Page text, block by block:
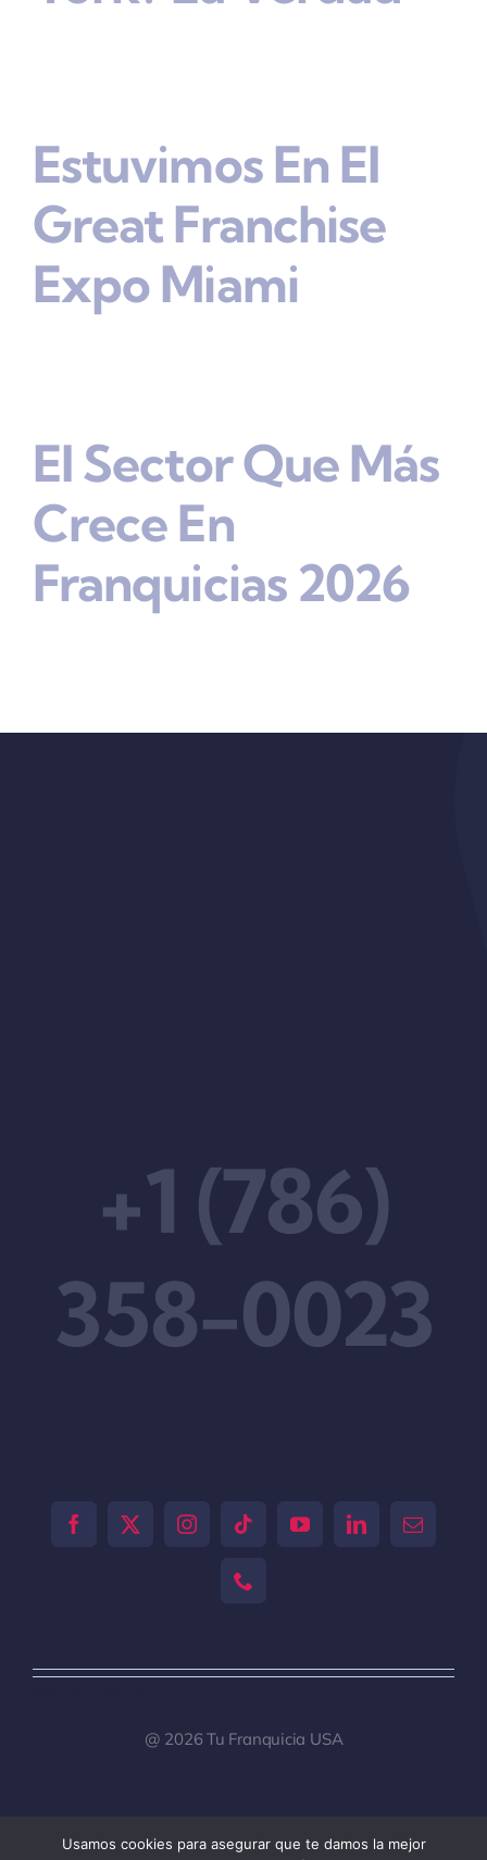
Estuvimos En El
Great Franchise
Expo Miami
El Sector Que Más
Crece En
Franquicias 2026
+1 (786)
358-0023
@ 2026 Tu Franquicia USA
Usamos cookies para asegurar que te damos la mejor